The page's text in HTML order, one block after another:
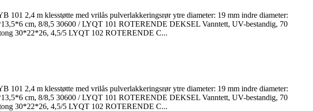
2,4 m klesstøtte med vrilås pulverlakkeringsrør ytre diameter: 19 mm indre diameter:
cm, 8/8,5 30600 / LYQT 101 ROTERENDE DEKSEL Vanntett, UV-bestandig, 70
30*22*26, 4,5/5 LYQT 102 ROTERENDE C...
2,4 m klesstøtte med vrilås pulverlakkeringsrør ytre diameter: 19 mm indre diameter:
cm, 8/8,5 30600 / LYQT 101 ROTERENDE DEKSEL Vanntett, UV-bestandig, 70
30*22*26, 4,5/5 LYQT 102 ROTERENDE C...